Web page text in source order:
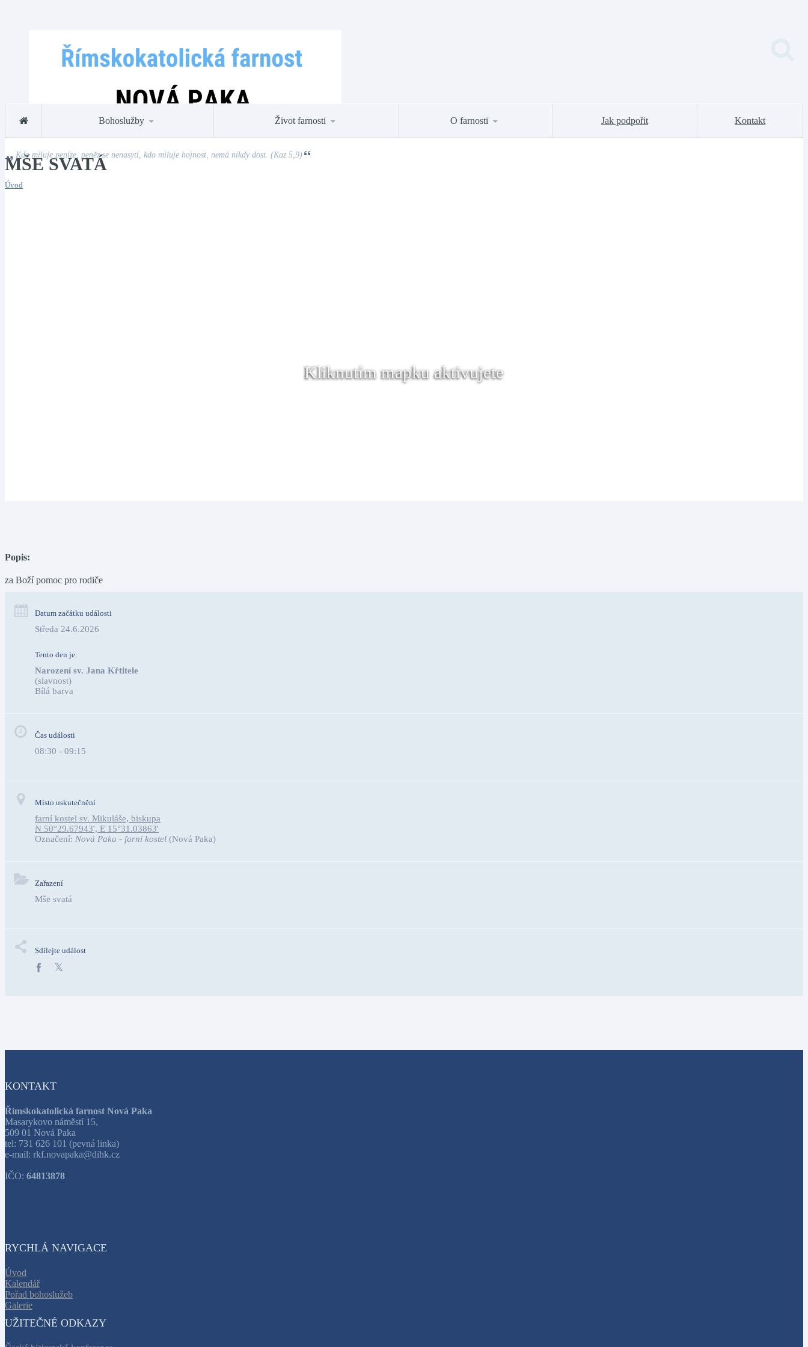
Kdo miluje peníze, peněz se nenasytí, kdo miluje hojnost, nemá nikdy dost. (Kaz 5,9)
Bohoslužby Život farnosti O farnosti Jak podpořit Kontakt
MŠE SVATÁ
Úvod
Kliknutím mapku aktivujete
Popis:
za Boží pomoc pro rodiče
Datum začátku události
Středa 24.6.2026
Tento den je:
Narození sv. Jana Křtitele
(slavnost)
Bílá barva
Čas události
08:30 - 09:15
Místo uskutečnění
farní kostel sv. Mikuláše, biskupa
N 50°29.67943', E 15°31.03863'
Označení: Nová Paka - farní kostel (Nová Paka)
Zařazení
Mše svatá
Sdílejte událost
KONTAKT
Římskokatolická farnost Nová Paka
Masarykovo náměstí 15,
509 01 Nová Paka
tel: 731 626 101 (pevná linka)
e-mail: rkf.novapaka@dihk.cz
IČO: 64813878
RYCHLÁ NAVIGACE
Úvod
Kalendář
Pořad bohoslužeb
Galerie
UŽITEČNÉ ODKAZY